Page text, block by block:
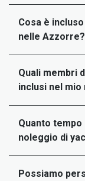
Cosa è
nelle Azzorre?
Quali membri
inclusi nel
Quanto
noleggio di
Possiamo